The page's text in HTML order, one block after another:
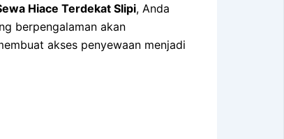
Hiace Terdekat Slipi, Anda
berpengalaman akan
akses penyewaan menjadi